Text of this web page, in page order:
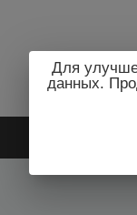
Для
данных.